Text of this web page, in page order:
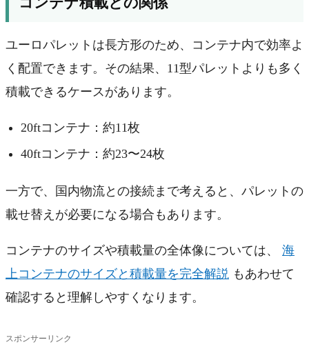
ユーロパレットは長方形のため、コンテナ内で効率よ
く配置できます。その結果、11型パレットよりも多く
積載できるケースがあります。
20ftコンテナ：約11枚
40ftコンテナ：約23〜24枚
一方で、国内物流との接続まで考えると、パレットの
載せ替えが必要になる場合もあります。
コンテナのサイズや積載量の全体像については、 海
上コンテナのサイズと積載量を完全解説 もあわせて
確認すると理解しやすくなります。
スポンサーリンク